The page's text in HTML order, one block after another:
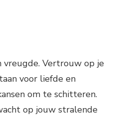
vreugde. Vertrouw op je
voor liefde en
om te schitteren.
op jouw stralende